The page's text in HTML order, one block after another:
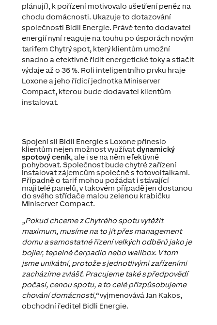
plánují), k pořízení motivovalo ušetření peněz na
chodu domácnosti. Ukazuje to dotazování
společnosti Bidli Energie. Právě tento dodavatel
energií nyní reaguje na touhu po úsporách novým
tarifem Chytrý spot, který klientům umožní
snadno a efektivně řídit energetické toky a stlačit
výdaje až o 35 %. Roli inteligentního prvku hraje
Loxone a jeho řídicí jednotka Miniserver
Compact, kterou bude dodavatel klientům
instalovat.
Spojení sil Bidli Energie s Loxone přineslo
klientům nejen možnost využívatdynamický
spotový ceník, ale i se na něm efektivně
pohybovat. Společnost bude chytré zařízení
instalovat zájemcům společně s fotovoltaikami.
Případně o tarif mohou požádat i stávající
majitelé panelů, v takovém případě jen dostanou
do svého střídače malou zelenou krabičku
Miniserver Compact.
„Pokud chceme z Chytrého spotu vytěžit
maximum, musíme na to jít přes management
domu a samostatné řízení velkých odběrů jako je
bojler, tepelné čerpadlo nebo wallbox. V tom
jsme unikátní, protože s jednotlivými zařízeními
zacházíme zvlášť. Pracujeme také s předpovědí
počasí, cenou spotu, a to celé přizpůsobujeme
chování domácnosti,“vyjmenovává Jan Kakos,
obchodní ředitel Bidli Energie.